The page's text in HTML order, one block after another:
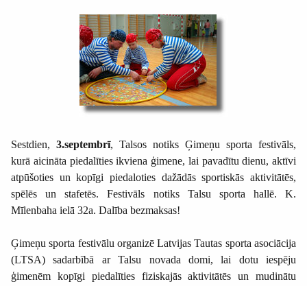
Sestdien, 3.septembrī, Talsos notiks Ģimeņu sporta festivāls,
kurā aicināta piedalīties ikviena ģimene, lai pavadītu dienu, aktīvi
atpūšoties un kopīgi piedaloties dažādās sportiskās aktivitātēs,
spēlēs un stafetēs. Festivāls notiks Talsu sporta hallē. K.
Mīlenbaha ielā 32a. Dalība bezmaksas!
Ģimeņu sporta festivālu organizē Latvijas Tautas sporta asociācija
(LTSA) sadarbībā ar Talsu novada domi, lai dotu iespēju
ģimenēm kopīgi piedalīties fiziskajās aktivitātēs un mudinātu